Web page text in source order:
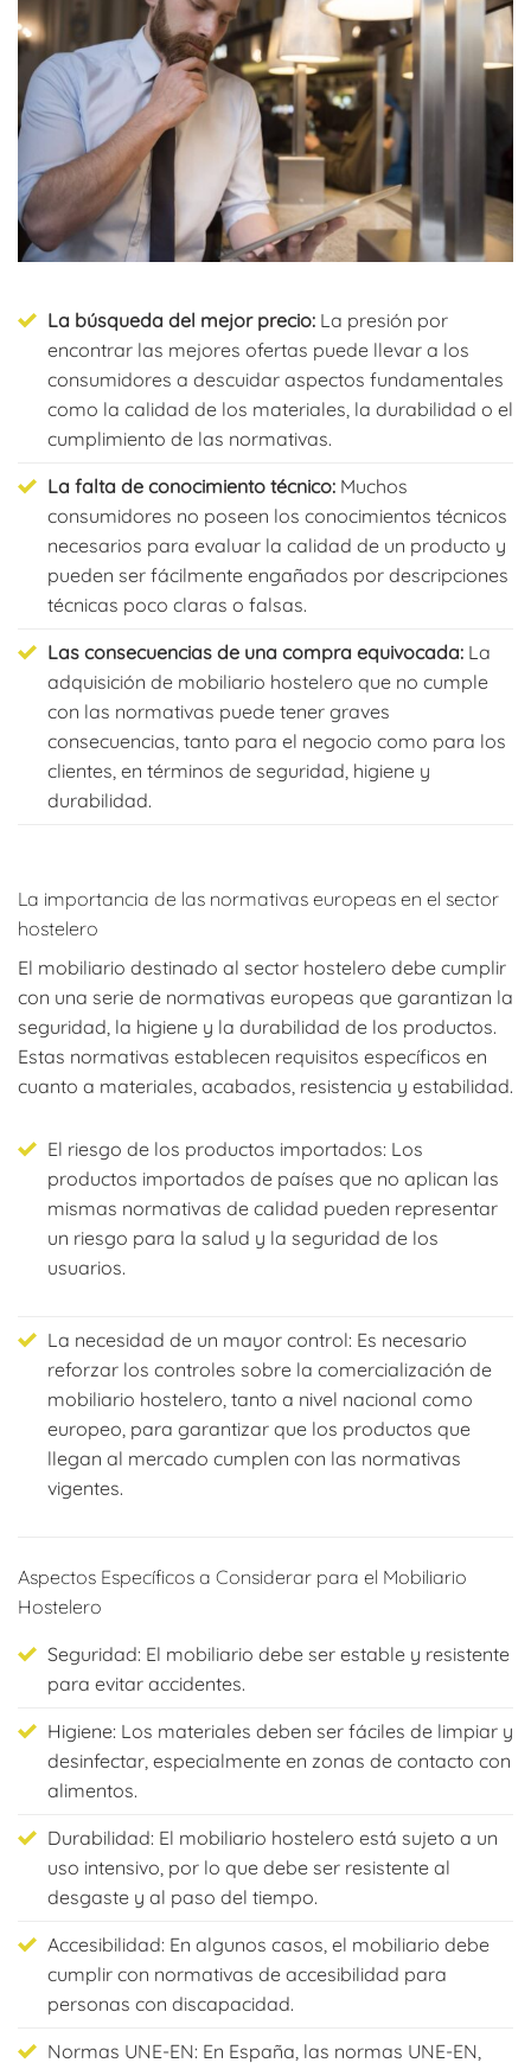
La búsqueda del mejor precio: La presión por
encontrar las mejores ofertas puede llevar a los
consumidores a descuidar aspectos fundamentales
como la calidad de los materiales, la durabilidad o el
cumplimiento de las normativas.
La falta de conocimiento técnico: Muchos
consumidores no poseen los conocimientos técnicos
necesarios para evaluar la calidad de un producto y
pueden ser fácilmente engañados por descripciones
técnicas poco claras o falsas.
Las consecuencias de una compra equivocada: La
adquisición de mobiliario hostelero que no cumple
con las normativas puede tener graves
consecuencias, tanto para el negocio como para los
clientes, en términos de seguridad, higiene y
durabilidad.
La importancia de las normativas europeas en el sector
hostelero
El mobiliario destinado al sector hostelero debe cumplir
con una serie de normativas europeas que garantizan la
seguridad, la higiene y la durabilidad de los productos.
Estas normativas establecen requisitos específicos en
cuanto a materiales, acabados, resistencia y estabilidad.
El riesgo de los productos importados: Los
productos importados de países que no aplican las
mismas normativas de calidad pueden representar
un riesgo para la salud y la seguridad de los
usuarios.
La necesidad de un mayor control: Es necesario
reforzar los controles sobre la comercialización de
mobiliario hostelero, tanto a nivel nacional como
europeo, para garantizar que los productos que
llegan al mercado cumplen con las normativas
vigentes.
Aspectos Específicos a Considerar para el Mobiliario
Hostelero
Seguridad: El mobiliario debe ser estable y resistente
para evitar accidentes.
Higiene: Los materiales deben ser fáciles de limpiar y
desinfectar, especialmente en zonas de contacto con
alimentos.
Durabilidad: El mobiliario hostelero está sujeto a un
uso intensivo, por lo que debe ser resistente al
desgaste y al paso del tiempo.
Accesibilidad: En algunos casos, el mobiliario debe
cumplir con normativas de accesibilidad para
personas con discapacidad.
Normas UNE-EN: En España, las normas UNE-EN,